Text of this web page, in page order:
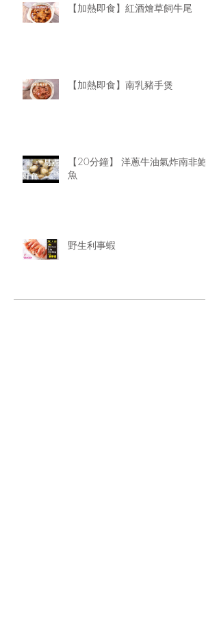
【加熱即食】紅酒燴草飼牛尾
【加熱即食】南乳豬手煲
【20分鐘】 洋蔥牛油氣炸南非鮑
魚
野生利事蝦